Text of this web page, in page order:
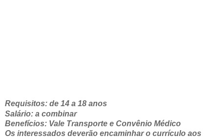
Requisitos: de 14 a 18 anos
Salário: a combinar
Benefícios: Vale Transporte e Convênio Médico
Os interessados deverão encaminhar o currículo aos